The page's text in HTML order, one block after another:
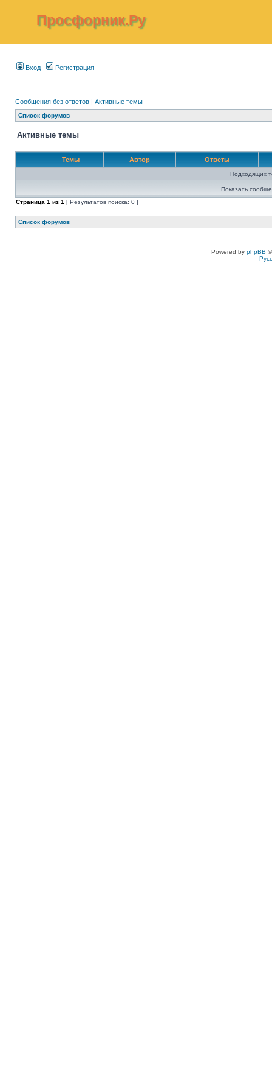
Просфорник.Ру
Вход Регистрация
Сообщения без ответов | Активные темы
Список форумов
Активные темы
Темы Автор Ответы
Подходящих
Показать
Страница 1 из 1 [ Результатов поиска: 0 ]
Список форумов
Powered by phpBB